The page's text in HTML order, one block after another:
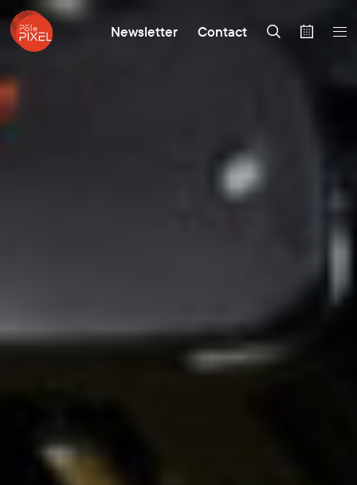
Newsletter Contact